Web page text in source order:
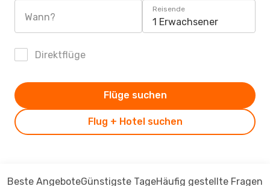
Wann?
Reisende
1 Erwachsener
Direktflüge
Flug + Hotel suchen
Flüge suchen
Beste AngeboteGünstigste TageHäufig gestellte Fragen